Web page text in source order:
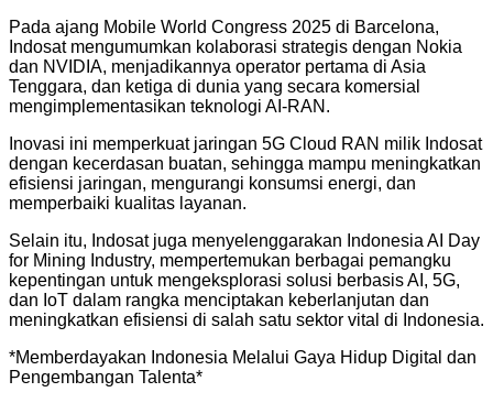
Pada ajang Mobile World Congress 2025 di Barcelona,
Indosat mengumumkan kolaborasi strategis dengan Nokia
dan NVIDIA, menjadikannya operator pertama di Asia
Tenggara, dan ketiga di dunia yang secara komersial
mengimplementasikan teknologi AI-RAN.
Inovasi ini memperkuat jaringan 5G Cloud RAN milik Indosat
dengan kecerdasan buatan, sehingga mampu meningkatkan
efisiensi jaringan, mengurangi konsumsi energi, dan
memperbaiki kualitas layanan.
Selain itu, Indosat juga menyelenggarakan Indonesia AI Day
for Mining Industry, mempertemukan berbagai pemangku
kepentingan untuk mengeksplorasi solusi berbasis AI, 5G,
dan IoT dalam rangka menciptakan keberlanjutan dan
meningkatkan efisiensi di salah satu sektor vital di Indonesia.
*Memberdayakan Indonesia Melalui Gaya Hidup Digital dan
Pengembangan Talenta*